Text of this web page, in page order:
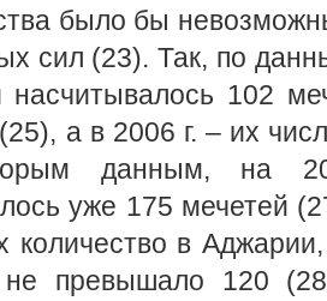
было бы
сил (23). Так, по
102
а в 2006 г. – их
данным, на
уже 175 мечетей
количество в
превышало 120